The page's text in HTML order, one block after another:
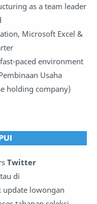
as a team leader
Microsoft Excel &
paced environment
Usaha
holding company)
Twitter
di
update lowongan